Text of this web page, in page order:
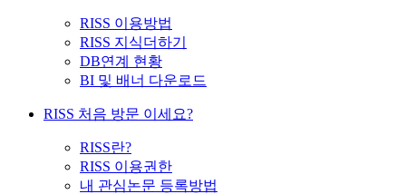
RISS 이용방법
RISS 지식더하기
DB연계 현황
BI 및 배너 다운로드
RISS 처음 방문 이세요?
RISS란?
RISS 이용권한
내 관심논문 등록방법